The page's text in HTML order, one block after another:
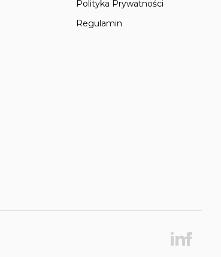
Polityka Prywatności
Regulamin